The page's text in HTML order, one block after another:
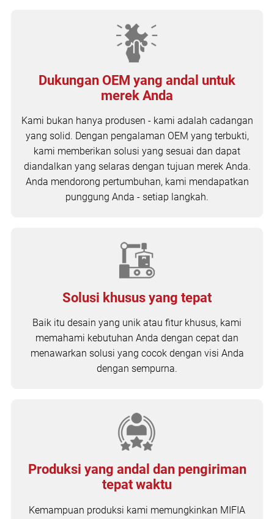
Dukungan OEM yang andal untuk
merek Anda
Kami bukan hanya produsen - kami adalah cadangan
yang solid. Dengan pengalaman OEM yang terbukti,
kami memberikan solusi yang sesuai dan dapat
diandalkan yang selaras dengan tujuan merek Anda.
Anda mendorong pertumbuhan, kami mendapatkan
punggung Anda - setiap langkah.
Solusi khusus yang tepat
Baik itu desain yang unik atau fitur khusus, kami
memahami kebutuhan Anda dengan cepat dan
menawarkan solusi yang cocok dengan visi Anda
dengan sempurna.
Produksi yang andal dan pengiriman
tepat waktu
Kemampuan produksi kami memungkinkan MIFIA